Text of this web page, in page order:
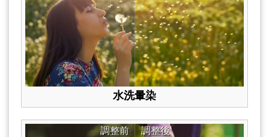
水洗暈染
調整後
調整前